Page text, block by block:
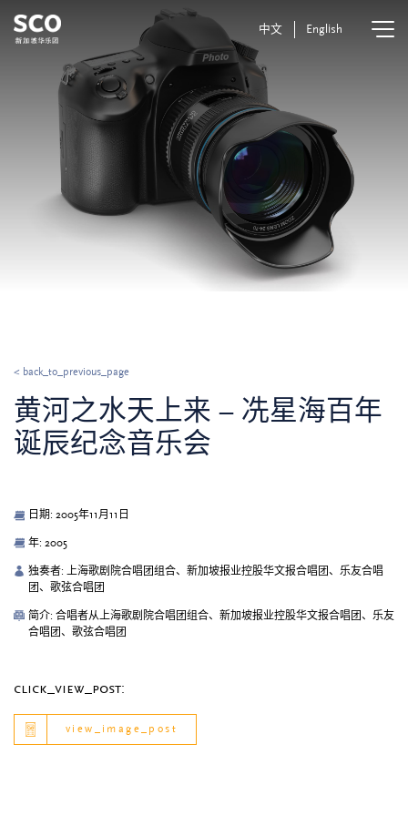
中文 English
< back_to_previous_page
黄河之水天上来 – 冼星海百年
诞辰纪念音乐会
日期: 2005年11月11日
年: 2005
独奏者: 上海歌剧院合唱团组合、新加坡报业控股华文报合唱团、乐友合唱
团、歌弦合唱团
简介: 合唱者从上海歌剧院合唱团组合、新加坡报业控股华文报合唱团、乐友
合唱团、歌弦合唱团
click_view_post:
view_image_post